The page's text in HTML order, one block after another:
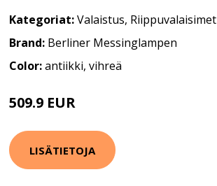
Kategoriat:Valaistus, Riippuvalaisimet
Brand: Berliner Messinglampen
Color:antiikki, vihreä
509.9 EUR
LISÄTIETOJA